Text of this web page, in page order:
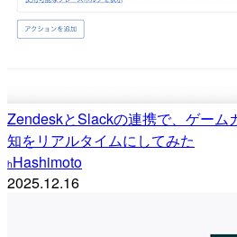
ZendeskとSlackの連携で、ゲーム
知をリアルタイムにしてみた
hHashimoto
2025.12.16